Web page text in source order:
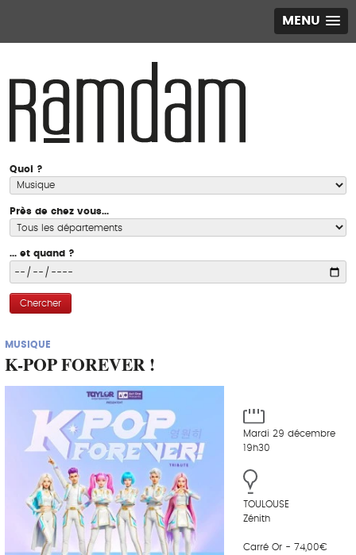
MENU
Quoi ?
Près de chez vous...
... et quand ?
Chercher
MUSIQUE
K-POP FOREVER !
Mardi 29 décembre
19h30
TOULOUSE
Zénith
Carré Or - 74,00€